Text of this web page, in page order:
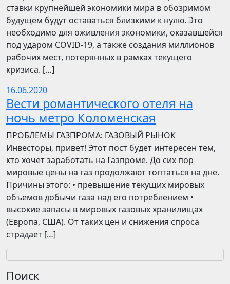
ставки крупнейшей экономики мира в обозримом
будущем будут оставаться близкими к нулю. Это
необходимо для оживления экономики, оказавшейся
под ударом COVID-19, а также создания миллионов
рабочих мест, потерянных в рамках текущего
кризиса. […]
16.06.2020
Вести романтического отеля на
ночь метро Коломенская
ПРОБЛЕМЫ ГАЗПРОМА: ГАЗОВЫЙ РЫНОК
Инвесторы, привет! Этот пост будет интересен тем,
кто хочет заработать на Газпроме. До сих пор
мировые цены на газ продолжают топтаться на дне.
Причины этого: • превышение текущих мировых
объемов добычи газа над его потреблением •
высокие запасы в мировых газовых хранилищах
(Европа, США). От таких цен и снижения спроса
страдает […]
Поиск